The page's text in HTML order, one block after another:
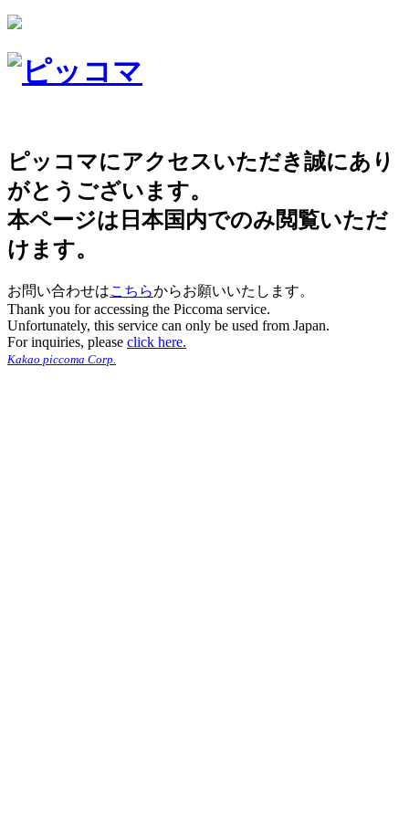
ピッコマにアクセスいただき誠にあり
がとうございます。
本ページは日本国内でのみ閲覧いただ
けます。
お問い合わせはこちらからお願いいたします。
Thank you for accessing the Piccoma service.
Unfortunately, this service can only be used from Japan.
For inquiries, please click here.
Kakao piccoma Corp.